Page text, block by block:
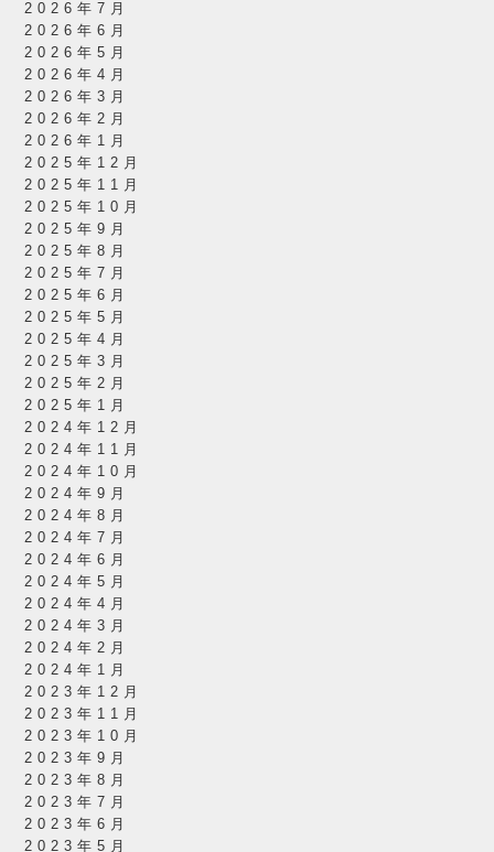
2026年7月
2026年6月
2026年5月
2026年4月
2026年3月
2026年2月
2026年1月
2025年12月
2025年11月
2025年10月
2025年9月
2025年8月
2025年7月
2025年6月
2025年5月
2025年4月
2025年3月
2025年2月
2025年1月
2024年12月
2024年11月
2024年10月
2024年9月
2024年8月
2024年7月
2024年6月
2024年5月
2024年4月
2024年3月
2024年2月
2024年1月
2023年12月
2023年11月
2023年10月
2023年9月
2023年8月
2023年7月
2023年6月
2023年5月